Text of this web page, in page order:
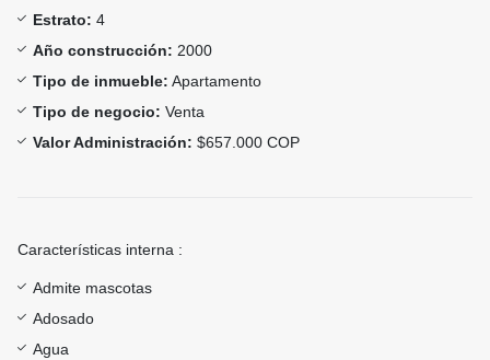
Estrato: 4
Año construcción: 2000
Tipo de inmueble: Apartamento
Tipo de negocio: Venta
Valor Administración: $657.000 COP
Características interna :
Admite mascotas
Adosado
Agua